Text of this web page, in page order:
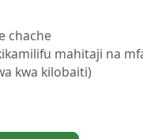
chache
mahitaji na
kwa kilobaiti)